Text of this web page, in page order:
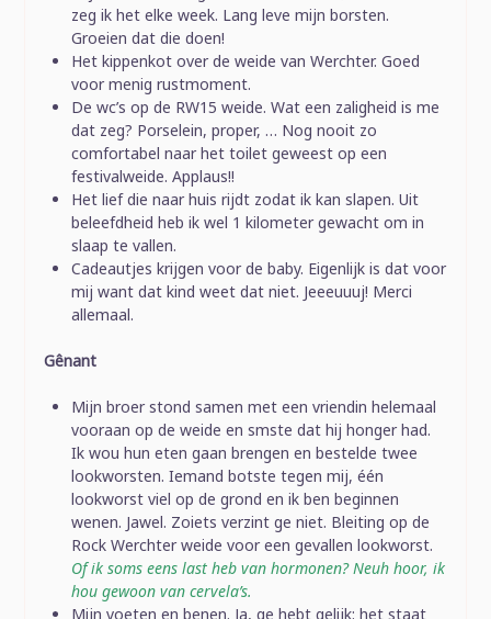
zeg ik het elke week. Lang leve mijn borsten.
Groeien dat die doen!
Het kippenkot over de weide van Werchter. Goed
voor menig rustmoment.
De wc’s op de RW15 weide. Wat een zaligheid is me
dat zeg? Porselein, proper, … Nog nooit zo
comfortabel naar het toilet geweest op een
festivalweide. Applaus!!
Het lief die naar huis rijdt zodat ik kan slapen. Uit
beleefdheid heb ik wel 1 kilometer gewacht om in
slaap te vallen.
Cadeautjes krijgen voor de baby. Eigenlijk is dat voor
mij want dat kind weet dat niet. Jeeeuuuj! Merci
allemaal.
Gênant
Mijn broer stond samen met een vriendin helemaal
vooraan op de weide en smste dat hij honger had.
Ik wou hun eten gaan brengen en bestelde twee
lookworsten. Iemand botste tegen mij, één
lookworst viel op de grond en ik ben beginnen
wenen. Jawel. Zoiets verzint ge niet. Bleiting op de
Rock Werchter weide voor een gevallen lookworst.
Of ik soms eens last heb van hormonen? Neuh hoor, ik
hou gewoon van cervela’s.
Mijn voeten en benen. Ja, ge hebt gelijk: het staat